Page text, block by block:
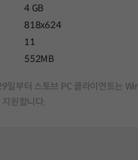
4 GB
818x624
11
552MB
일부터 스토브 PC 클라이언트는
원합니다.